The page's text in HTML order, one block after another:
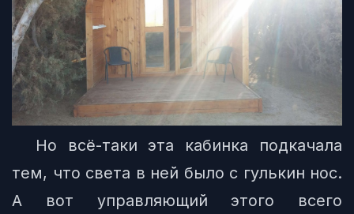
Но всё-таки эта кабинка подкачала
тем, что света в ней было с гулькин нос.
А вот управляющий этого всего